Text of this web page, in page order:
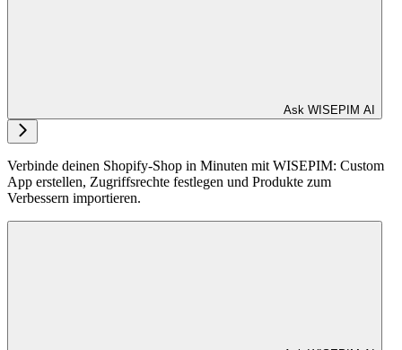
Ask WISEPIM AI
Verbinde deinen Shopify-Shop in Minuten mit WISEPIM: Custom
App erstellen, Zugriffsrechte festlegen und Produkte zum
Verbessern importieren.